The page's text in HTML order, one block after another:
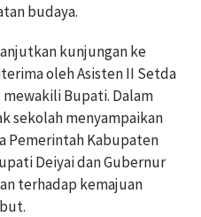
budaya.
kunjungan ke
oleh Asisten II Setda
mewakili Bupati. Dalam
sekolah menyampaikan
Pemerintah Kabupaten
Deiyai dan Gubernur
terhadap kemajuan